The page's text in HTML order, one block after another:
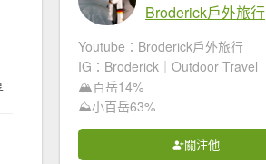
Broderick戶外旅行
Youtube：Broderick戶外旅行
IG：Broderick｜Outdoor Travel
🏔百岳14%
⛰️小百岳63%
關注他